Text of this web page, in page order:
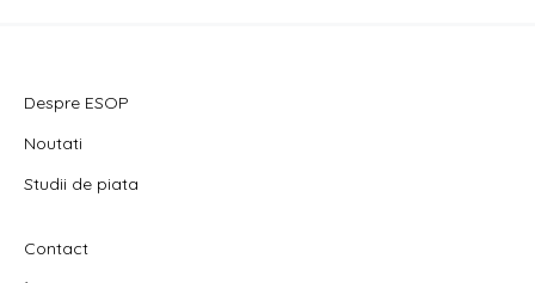
Despre ESOP
Noutati
Studii de piata
Contact